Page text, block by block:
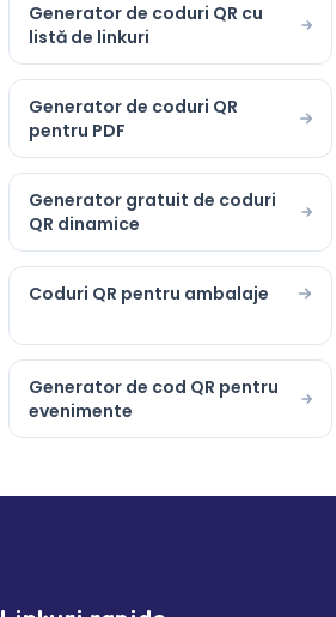
Generator de coduri QR cu
listă de linkuri
Generator de coduri QR
pentru PDF
Generator gratuit de coduri
QR dinamice
Coduri QR pentru ambalaje
Generator de cod QR pentru
evenimente